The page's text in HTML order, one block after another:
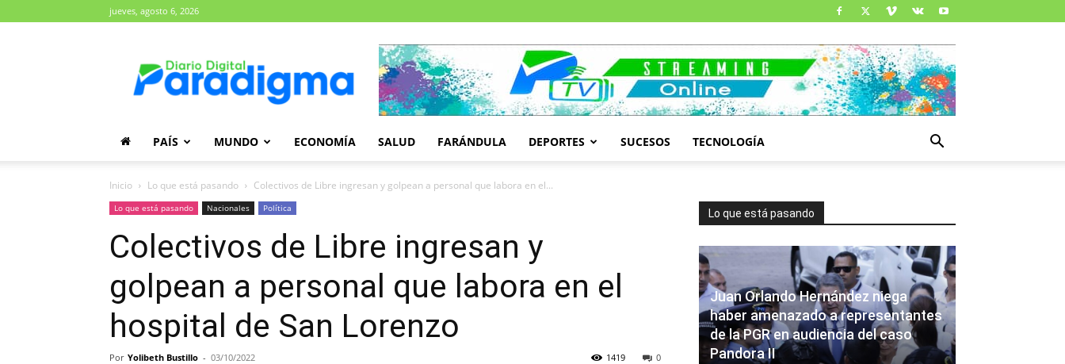
jueves, agosto 6, 2026
Paradigma
PAÍS MUNDO ECONOMÍA SALUD FARÁNDULA DEPORTES SUCESOS TECNOLOGÍA
Inicio Lo que está pasando Colectivos de Libre ingresan y golpean a personal que labora en el...
Lo que está pasando Nacionales Política
Colectivos de Libre ingresan y
golpean a personal que labora en el
hospital de San Lorenzo
Por Yolibeth Bustillo - 03/10/2022 0
1419
Lo que está pasando
Juan Orlando Hernández niega
haber amenazado a representantes
de la PGR en audiencia del caso
Pandora II